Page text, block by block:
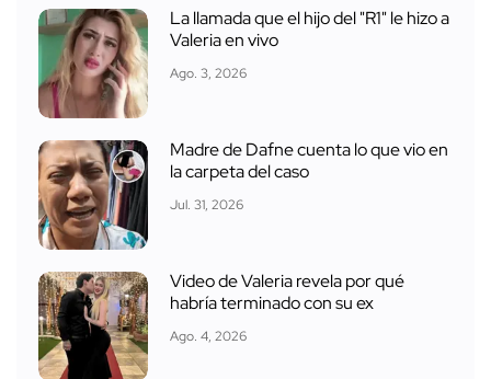
La llamada que el hijo del "R1" le hizo a
Valeria en vivo
Ago. 3, 2026
Madre de Dafne cuenta lo que vio en
la carpeta del caso
Jul. 31, 2026
Video de Valeria revela por qué
habría terminado con su ex
Ago. 4, 2026